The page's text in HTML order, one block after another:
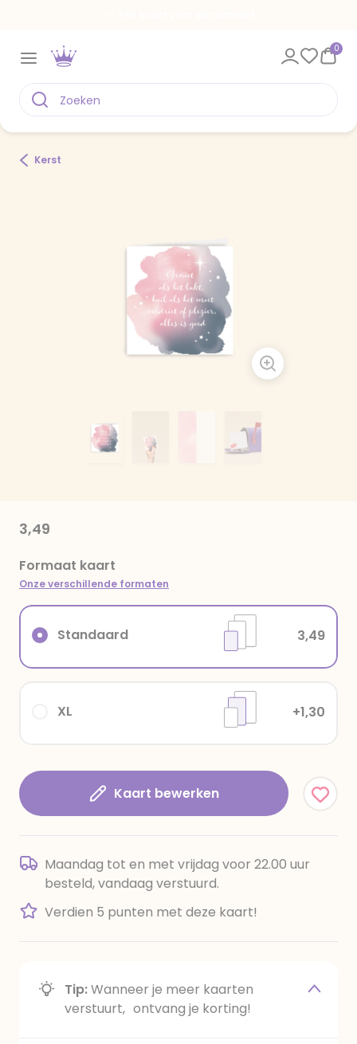
0
Kerst
3,49
Formaat kaart
Onze verschillende formaten
XL +1,30
Standaard 3,49
Kaart bewerken
Maandag tot en met vrijdag voor 22.00 uur
besteld, vandaag verstuurd.
Verdien 5 punten met deze kaart!
Tip:Wanneer je meer kaarten
verstuurt, ontvang je korting!